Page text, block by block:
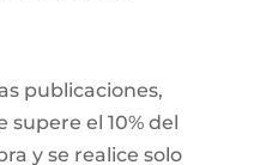
publicaciones,
supere el 10% del
y se realice solo